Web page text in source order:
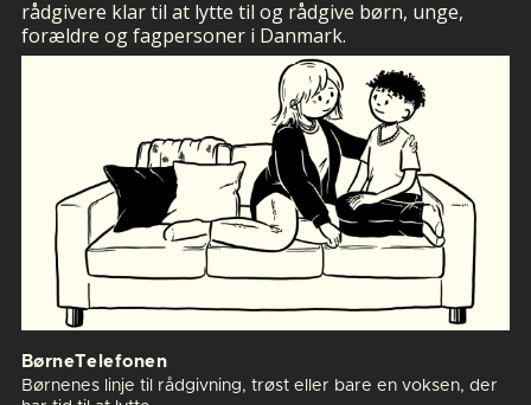
rådgivere klar til at lytte til og rådgive børn, unge,
forældre og fagpersoner i Danmark.
BørneTelefonen
Børnenes linje til rådgivning, trøst eller bare en voksen, der